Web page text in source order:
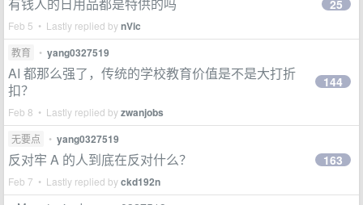
Feb 5 • Lastly replied bynVic
25
教育 • yang0327519
AI 都那么强了，传统的学校教育价值是不是大打折
扣？
Feb 8 • Lastly replied byzwanjobs
144
无要点 • yang0327519
反对牢 A 的人到底在反对什么？
Feb 7 • Lastly replied byckd192n
163